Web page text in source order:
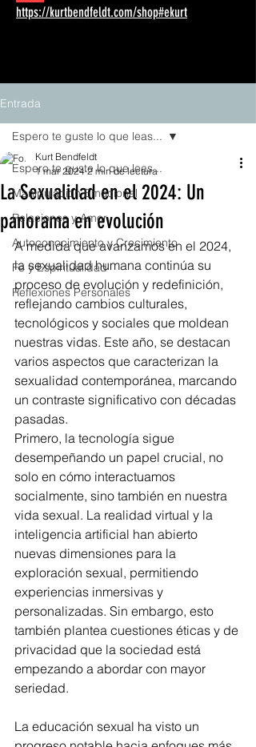
https://kurtbendfeldt.com/shop#ekurt
Entrada
Espero te guste lo que leas...
Manipulación Emocional
Relaciones y Amor
Autoconocimiento y Crecimiento
Fe y Espiritualidad
Reflexiones Personales
Espero te guste lo que leas...
La Sexualidad en el 2024: Un
panorama en evolución
Kurt Bendfeldt
1 mar 2024 2 min de lectura
A medida que avanzamos en el 2024,
la sexualidad humana continúa su
proceso de evolución y redefinición,
reflejando cambios culturales,
tecnológicos y sociales que moldean
nuestras vidas. Este año, se destacan
varios aspectos que caracterizan la
sexualidad contemporánea, marcando
un contraste significativo con décadas
pasadas.
Primero, la tecnología sigue
desempeñando un papel crucial, no
solo en cómo interactuamos
socialmente, sino también en nuestra
vida sexual. La realidad virtual y la
inteligencia artificial han abierto
nuevas dimensiones para la
exploración sexual, permitiendo
experiencias inmersivas y
personalizadas. Sin embargo, esto
también plantea cuestiones éticas y de
privacidad que la sociedad está
empezando a abordar con mayor
seriedad.
La educación sexual ha visto un